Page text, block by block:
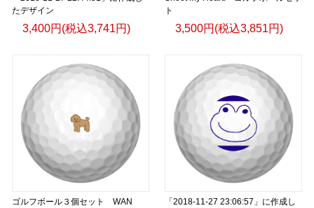
たデザイン
3,400円(税込3,741円)
ト
3,500円(税込3,851円)
ゴルフボール３個セット WAN
「2018-11-27 23:06:57」に作成し